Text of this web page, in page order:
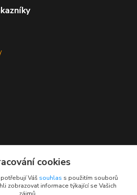
530 378cookies
Váš souhlas s použitím souborů
zobrazovat informace týkající se Vašich